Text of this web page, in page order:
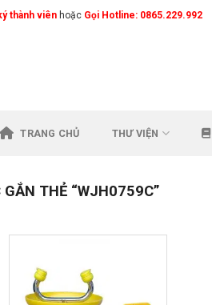
thành viên hoặc Gọi Hotline: 0865.229.992
TRANG CHỦ THƯ VIỆN
THẺ “WJH0759C”